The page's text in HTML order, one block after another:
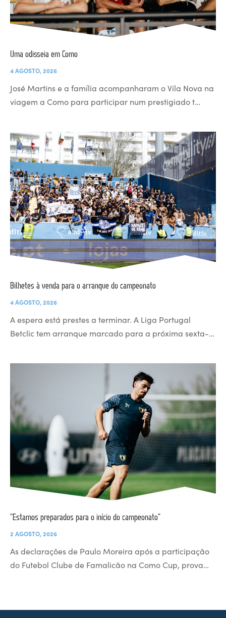
Uma odisseia em Como
4 AGOSTO, 2026
José Martins e a família acompanharam o Vila Nova na
viagem a Como para participar num prestigiado t…
Bilhetes à venda para o arranque do campeonato
4 AGOSTO, 2026
A espera está prestes a terminar. A Liga Portugal
Betclic tem arranque marcado para a próxima sexta-…
“Estamos preparados para o início do campeonato”
2 AGOSTO, 2026
As declarações de Paulo Moreira após a participação
do Futebol Clube de Famalicão na Como Cup, prova…